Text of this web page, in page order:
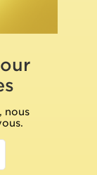
nous